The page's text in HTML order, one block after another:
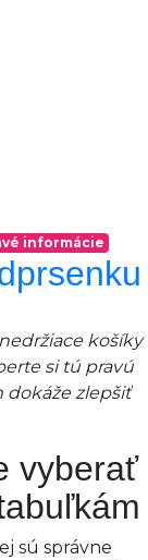
informácie
košíky
si tú pravú
dokáže zlepšiť
vyberať
sú správne